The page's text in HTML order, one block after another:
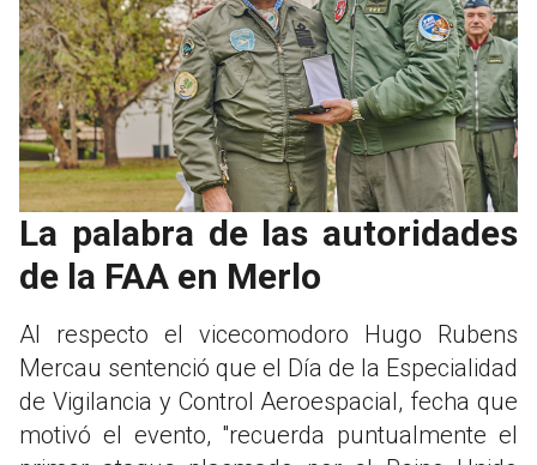
La palabra de las autoridades
de la FAA en Merlo
Al respecto el vicecomodoro Hugo Rubens
Mercau sentenció que el Día de la Especialidad
de Vigilancia y Control Aeroespacial, fecha que
motivó el evento, "recuerda puntualmente el